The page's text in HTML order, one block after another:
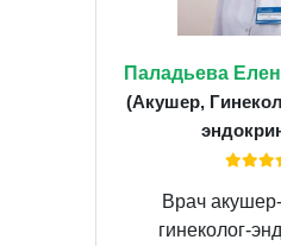
Паладьева
(Акушер,
Врач акушер-
гинеколог-